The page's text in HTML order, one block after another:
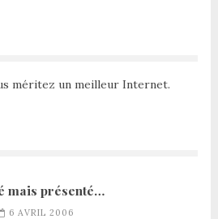
mais présenté…
6 AVRIL 2006